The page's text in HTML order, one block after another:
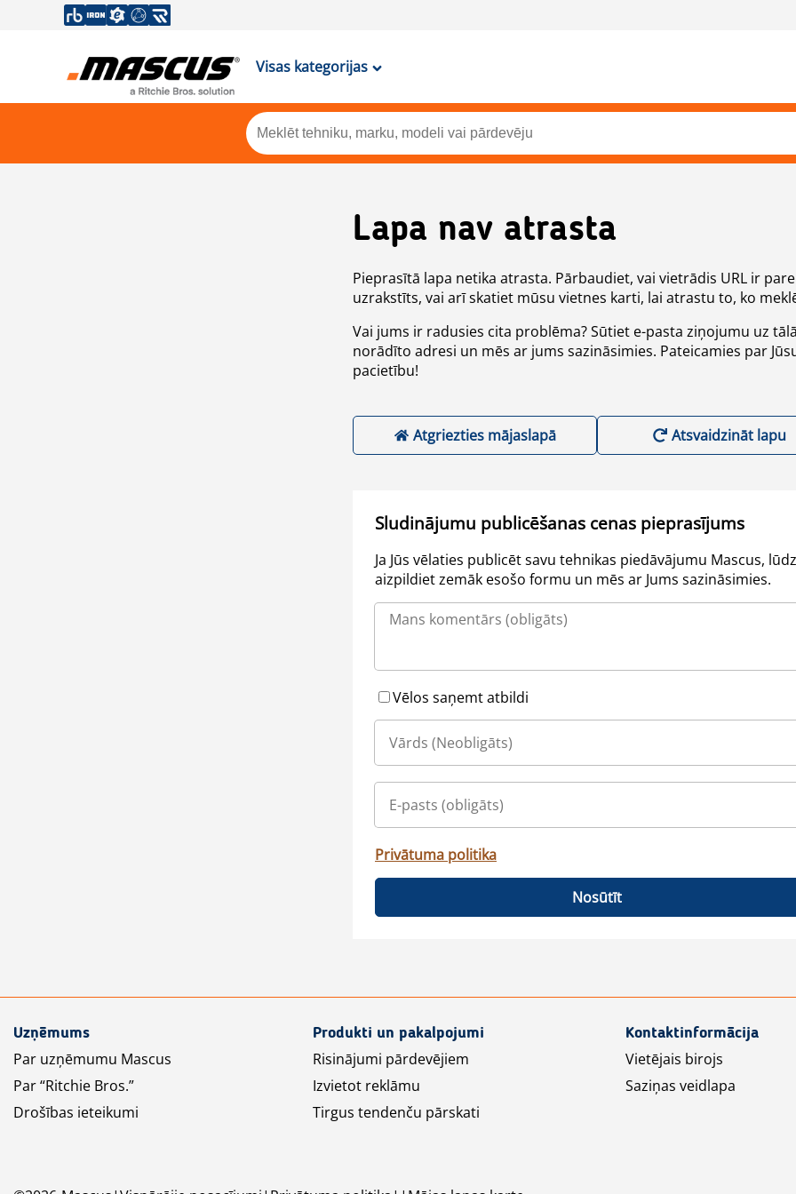
Visas kategorijas
Lapa nav atrasta
Pieprasītā lapa netika atrasta. Pārbaudiet, vai vietrādis URL ir
uzrakstīts, vai arī skatiet mūsu vietnes karti, lai atrastu to, ko
Vai jums ir radusies cita problēma? Sūtiet e-pasta ziņojumu uz
norādīto adresi un mēs ar jums sazināsimies. Pateicamies par
pacietību!
Atgriezties mājaslapā Atsvaidzināt lapu
Sludinājumu publicēšanas cenas pieprasījums
Ja Jūs vēlaties publicēt savu tehnikas piedāvājumu Mascus,
aizpildiet zemāk esošo formu un mēs ar Jums sazināsimies.
Vēlos saņemt atbildi
Privātuma politika
Nosūtīt
Uzņēmums
Par uzņēmumu Mascus
Par “Ritchie Bros.”
Drošības ieteikumi
Produkti un pakalpojumi
Risinājumi pārdevējiem
Izvietot reklāmu
Tirgus tendenču pārskati
Kontaktinformācija
Vietējais birojs
Saziņas veidlapa